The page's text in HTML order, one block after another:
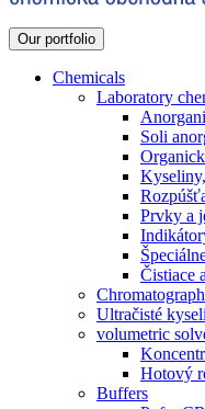
Our portfolio
Chemicals
Laboratory
Soli
Prvky a
Čistiace
Ultračisté
volumetric
Hotový
Buffers